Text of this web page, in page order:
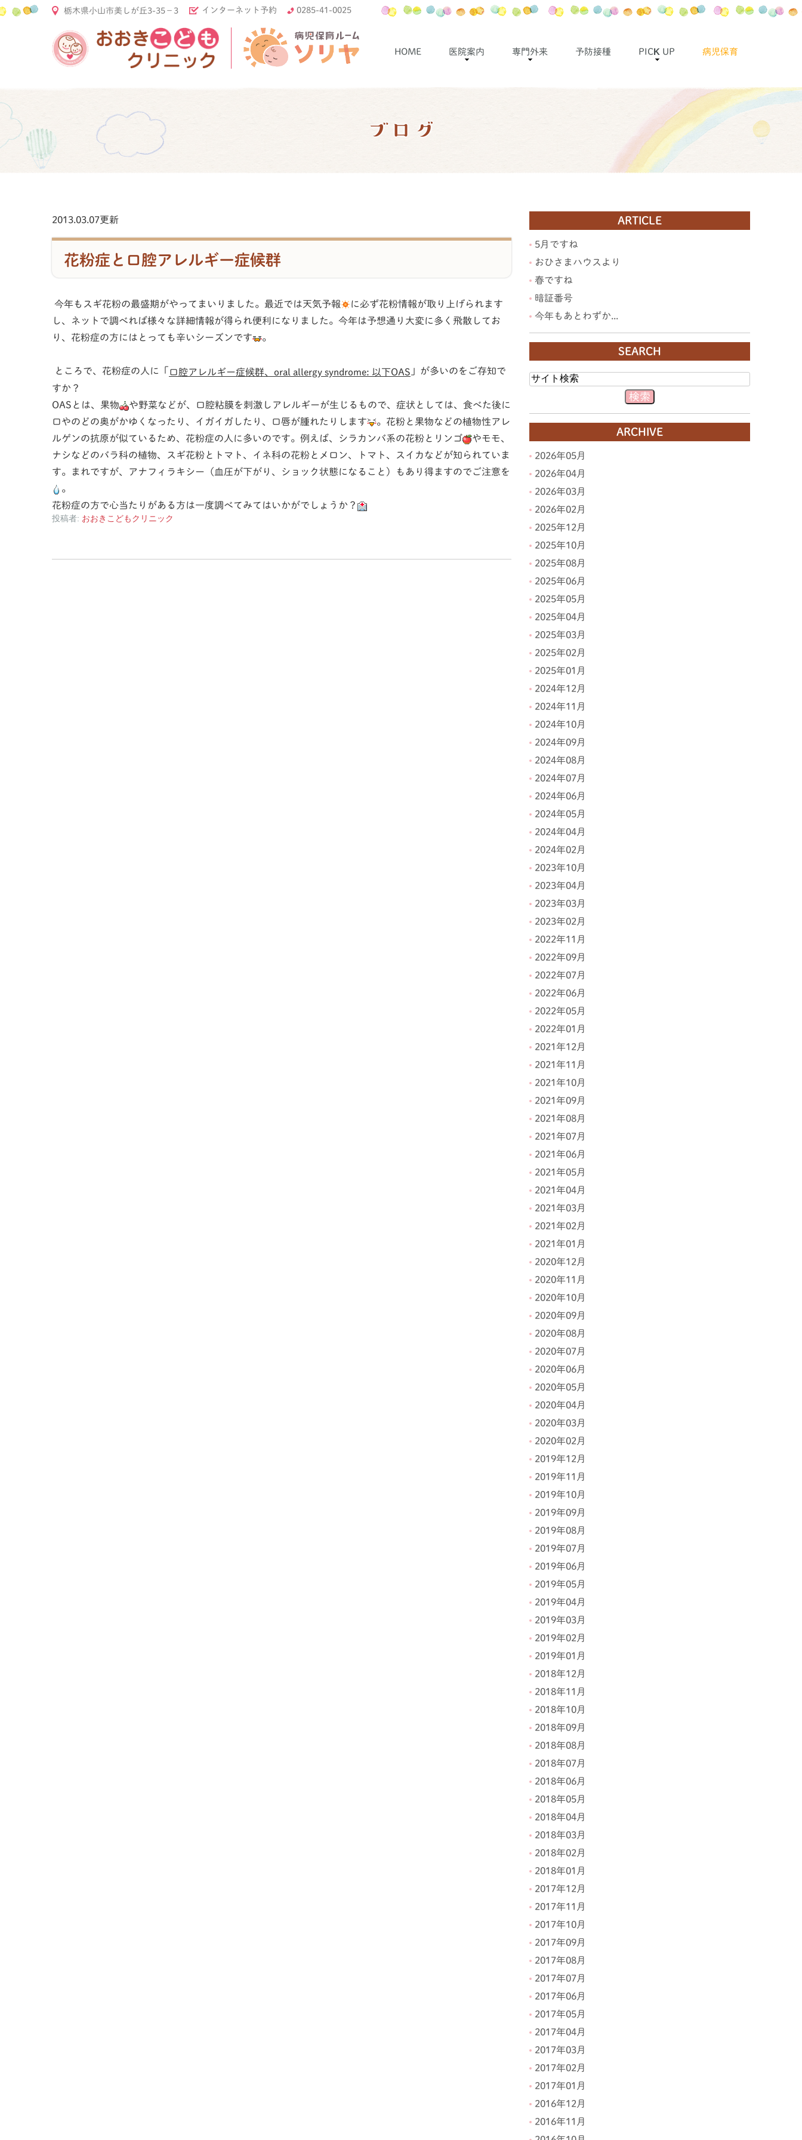
栃木県小山市美しが丘3-35−3 インターネット予約 0285-41-0025
HOME 医院案内 専門外来 予防接種 PICK UP 病児保育
ブログ
2013.03.07更新
花粉症と口腔アレルギー症候群
今年もスギ花粉の最盛期がやってまいりました。最近では天気予報
に必ず花粉情報が取り上げられます
し、ネットで調べれば様々な詳細情報が得られ便利になりました。今年は予想通り大変に多く飛散してお
り、花粉症の方にはとっても辛いシーズンです
。
ところで、花粉症の人に「口腔アレルギー症候群、oral allergy syndrome: 以下OAS 」が多いのをご存知で
すか？
OASとは、果物
や野菜などが、口腔粘膜を刺激しアレルギーが生じるもので、症状としては、食べた後に
口やのどの奥がかゆくなったり、イガイガしたり、口唇が腫れたりします
。花粉と果物などの植物性アレ
ルゲンの抗原が似ているため、花粉症の人に多いのです。例えば、シラカンバ系の花粉とリンゴ
やモモ、
ナシなどのバラ科の植物、スギ花粉とトマト、イネ科の花粉とメロン、トマト、スイカなどが知られていま
す。まれですが、アナフィラキシー（血圧が下がり、ショック状態になること）もあり得ますのでご注意を
。
花粉症の方で心当たりがある方は一度調べてみてはいかがでしょうか？
投稿者: おおきこどもクリニック
ARTICLE
5月ですね
おひさまハウスより
春ですね
暗証番号
今年もあとわずか...
SEARCH
ARCHIVE
2026年05月
2026年04月
2026年03月
2026年02月
2025年12月
2025年10月
2025年08月
2025年06月
2025年05月
2025年04月
2025年03月
2025年02月
2025年01月
2024年12月
2024年11月
2024年10月
2024年09月
2024年08月
2024年07月
2024年06月
2024年05月
2024年04月
2024年02月
2023年10月
2023年04月
2023年03月
2023年02月
2022年11月
2022年09月
2022年07月
2022年06月
2022年05月
2022年01月
2021年12月
2021年11月
2021年10月
2021年09月
2021年08月
2021年07月
2021年06月
2021年05月
2021年04月
2021年03月
2021年02月
2021年01月
2020年12月
2020年11月
2020年10月
2020年09月
2020年08月
2020年07月
2020年06月
2020年05月
2020年04月
2020年03月
2020年02月
2019年12月
2019年11月
2019年10月
2019年09月
2019年08月
2019年07月
2019年06月
2019年05月
2019年04月
2019年03月
2019年02月
2019年01月
2018年12月
2018年11月
2018年10月
2018年09月
2018年08月
2018年07月
2018年06月
2018年05月
2018年04月
2018年03月
2018年02月
2018年01月
2017年12月
2017年11月
2017年10月
2017年09月
2017年08月
2017年07月
2017年06月
2017年05月
2017年04月
2017年03月
2017年02月
2017年01月
2016年12月
2016年11月